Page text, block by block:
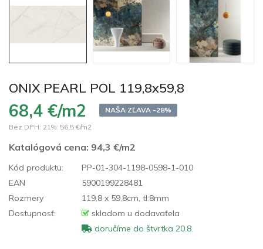
ONIX PEARL POL 119,8x59,8
68,4 €/m2
NAŠA ZĽAVA -28%
Bez DPH: 21%: 56,5 €/m2
Katalógová cena: 94,3 €/m2
Kód produktu:
PP-01-304-1198-0598-1-010
EAN
5900199228481
Rozmery
119.8 x 59.8cm, tl:8mm
Dostupnosť:
skladom u dodavaťela
doručíme do štvrtka 20.8.